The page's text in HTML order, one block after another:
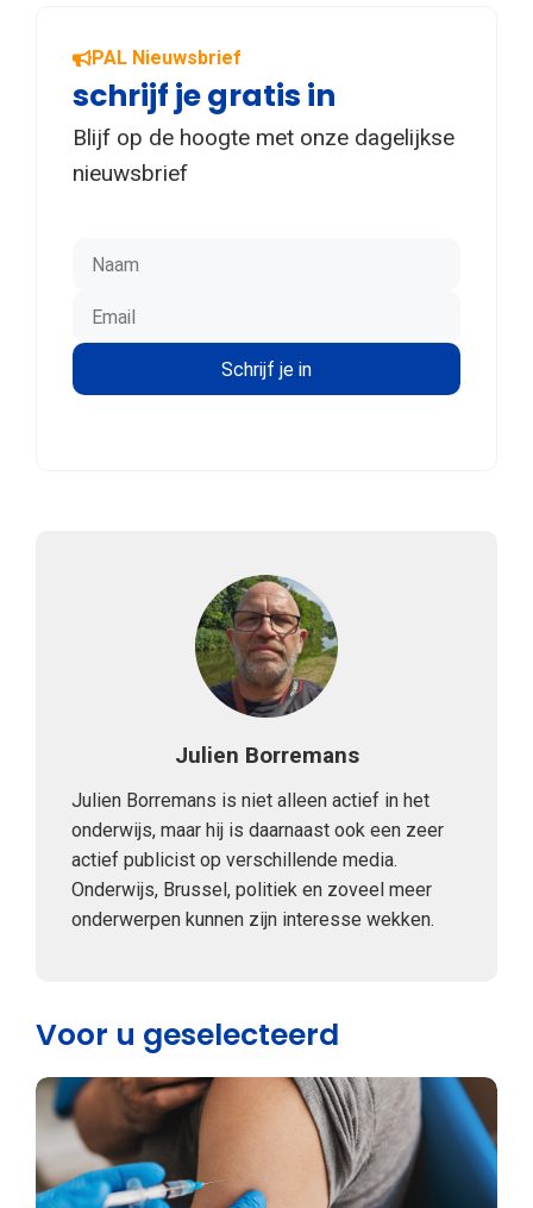
PAL Nieuwsbrief
schrijf je gratis in
Blijf op de hoogte met onze dagelijkse
nieuwsbrief
Julien Borremans
Julien Borremans is niet alleen actief in het
onderwijs, maar hij is daarnaast ook een zeer
actief publicist op verschillende media.
Onderwijs, Brussel, politiek en zoveel meer
onderwerpen kunnen zijn interesse wekken.
Voor u geselecteerd